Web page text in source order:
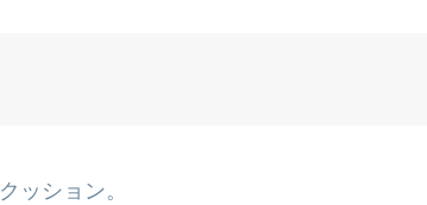
ッション。